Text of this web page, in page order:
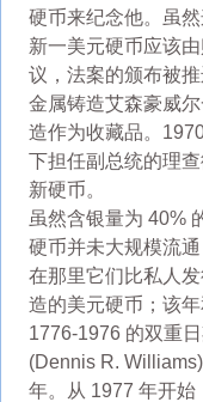
硬币来纪念他。虽
新一美元硬币应该
议，法案的颁布被
金属铸造艾森豪威
造作为收藏品。
下担任副总统的理
新硬币。
虽然含银量为 40%
硬币并未大规模流
在那里它们比私人
造的美元硬币；该
1776-1976 的双重
(Dennis R.
年。从 1977 年开